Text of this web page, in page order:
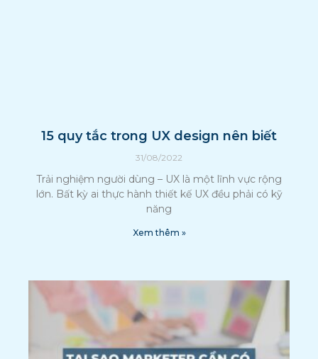
15 quy tắc trong UX design nên biết
31/08/2022
Trải nghiệm người dùng – UX là một lĩnh vực rộng
lớn. Bất kỳ ai thực hành thiết kế UX đều phải có kỹ
năng
Xem thêm »